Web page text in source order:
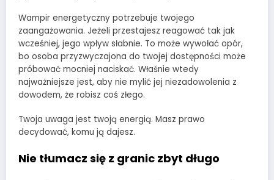
Wampir energetyczny potrzebuje twojego
zaangażowania. Jeżeli przestajesz reagować tak jak
wcześniej, jego wpływ słabnie. To może wywołać opór,
bo osoba przyzwyczajona do twojej dostępności może
próbować mocniej naciskać. Właśnie wtedy
najważniejsze jest, aby nie mylić jej niezadowolenia z
dowodem, że robisz coś złego.
Twoja uwaga jest twoją energią. Masz prawo
decydować, komu ją dajesz.
Nie tłumacz się z granic zbyt długo